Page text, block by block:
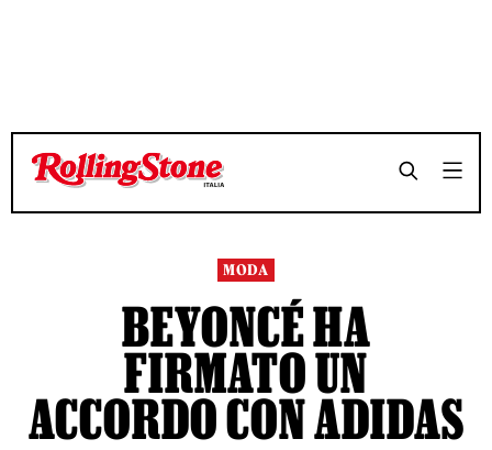
TEMPO DI LETTURA 2 MINUTI SHARE
TEMPO DI LETTURA 2 MINUTI SHARE
MODA
BEYONCÉ HA
FIRMATO UN
ACCORDO CON ADIDAS